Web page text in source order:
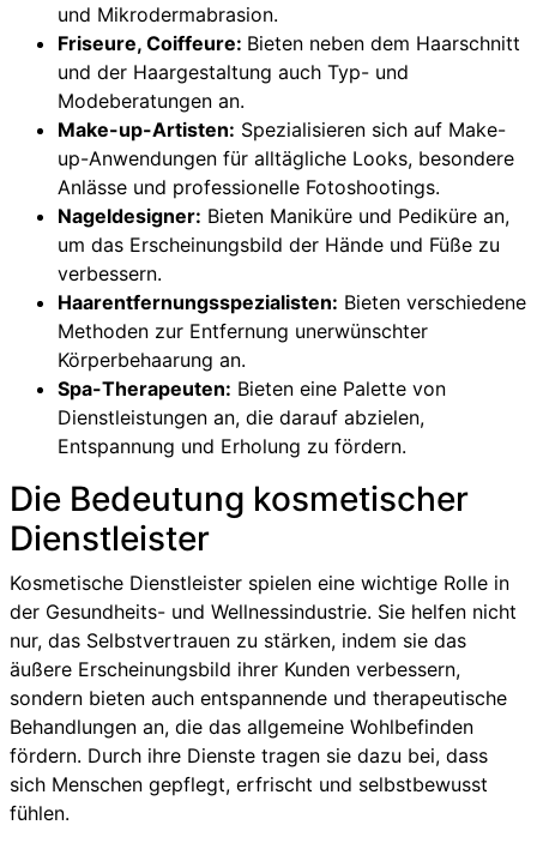
und Mikrodermabrasion.
Friseure, Coiffeure: Bieten neben dem Haarschnitt
und der Haargestaltung auch Typ- und
Modeberatungen an.
Make-up-Artisten: Spezialisieren sich auf Make-
up-Anwendungen für alltägliche Looks, besondere
Anlässe und professionelle Fotoshootings.
Nageldesigner: Bieten Maniküre und Pediküre an,
um das Erscheinungsbild der Hände und Füße zu
verbessern.
Haarentfernungsspezialisten: Bieten verschiedene
Methoden zur Entfernung unerwünschter
Körperbehaarung an.
Spa-Therapeuten: Bieten eine Palette von
Dienstleistungen an, die darauf abzielen,
Entspannung und Erholung zu fördern.
Die Bedeutung kosmetischer
Dienstleister
Kosmetische Dienstleister spielen eine wichtige Rolle in
der Gesundheits- und Wellnessindustrie. Sie helfen nicht
nur, das Selbstvertrauen zu stärken, indem sie das
äußere Erscheinungsbild ihrer Kunden verbessern,
sondern bieten auch entspannende und therapeutische
Behandlungen an, die das allgemeine Wohlbefinden
fördern. Durch ihre Dienste tragen sie dazu bei, dass
sich Menschen gepflegt, erfrischt und selbstbewusst
fühlen.